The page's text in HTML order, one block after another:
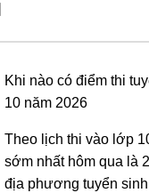
Khi nào có điểm thi
10 năm 2026
Theo lịch thi vào lớp
sớm nhất hôm qua là
địa phương tuyển